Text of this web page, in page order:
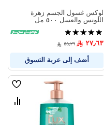
لوكس غسول الجسم زهرة
اللوتس والعسل ٥٠٠ مل
تقييم:
100%
٢٧٫٦٣ ٥٥٫٢٦
أضف إلى عربة التسوق
قائمة
قارن